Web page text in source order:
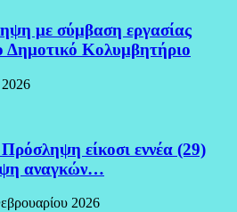
με σύμβαση εργασίας
Δημοτικό Κολυμβητήριο
είκοσι εννέα (29)
αναγκών…
2026